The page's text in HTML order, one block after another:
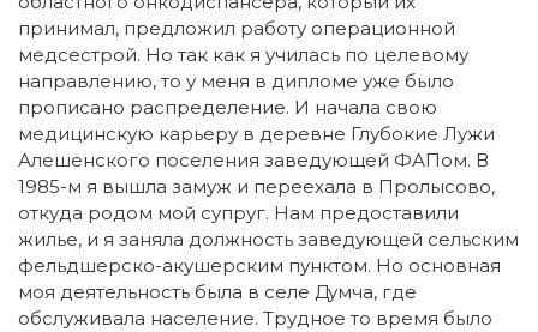
принимал, предложил работу операционной
медсестрой. Но так как я училась по целевому
направлению, то у меня в дипломе уже было
прописано распределение. И начала свою
медицинскую карьеру в деревне Глубокие Лужи
Алешенского поселения заведующей ФАПом. В
1985-м я вышла замуж и переехала в Пролысово,
откуда родом мой супруг. Нам предоставили
жилье, и я заняла должность заведующей сельским
фельдшерско-акушерским пунктом. Но основная
моя деятельность была в селе Думча, где
обслуживала население. Трудное то время было